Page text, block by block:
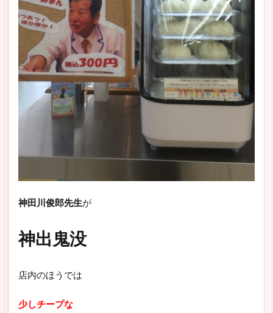
神田川俊郎先生が
神出鬼没
店内のほうでは
少しチープな